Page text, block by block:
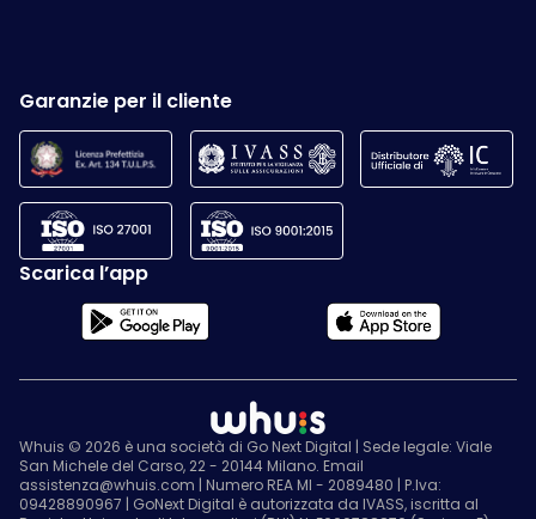
Garanzie per il cliente
Scarica l’app
Whuis © 2026 è una società di Go Next Digital | Sede legale: Viale
San Michele del Carso, 22 - 20144 Milano. Email
assistenza@whuis.com | Numero REA MI - 2089480 | P.Iva:
09428890967 | GoNext Digital è autorizzata da IVASS, iscritta al